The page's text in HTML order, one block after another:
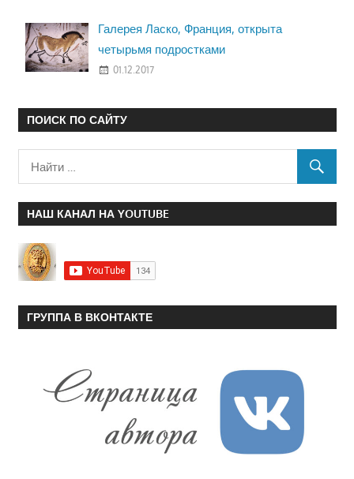
Галерея Ласко, Франция, открыта
четырьмя подростками
01.12.2017
ПОИСК ПО САЙТУ
НАШ КАНАЛ НА YOUTUBE
ГРУППА В ВКОНТАКТЕ